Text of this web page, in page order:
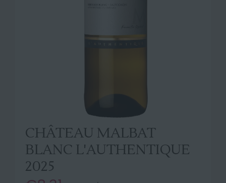
CHÂTEAU MALBAT
BLANC L'AUTHENTIQUE
2025